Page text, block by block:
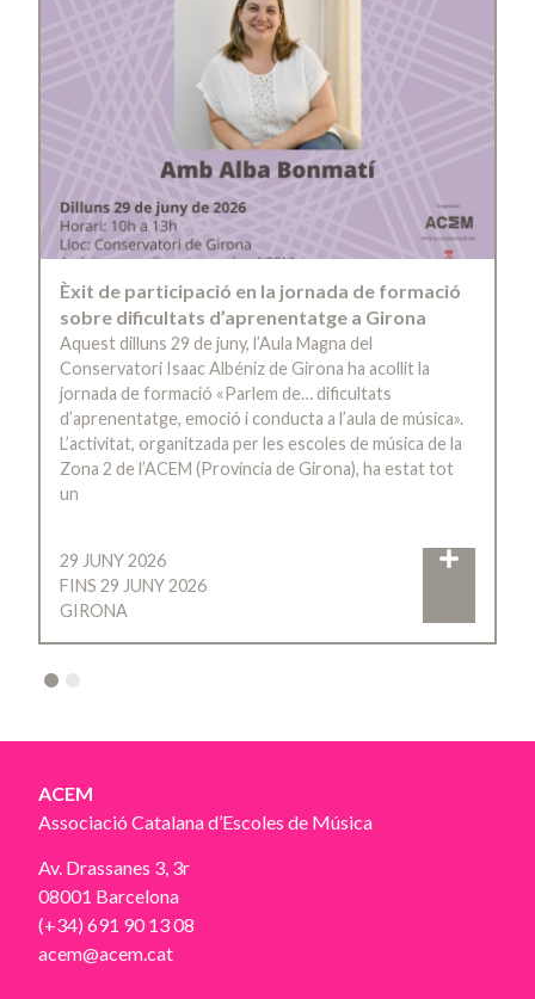
Èxit de participació en la jornada de formació
sobre dificultats d’aprenentatge a Girona
Aquest dilluns 29 de juny, l’Aula Magna del
Conservatori Isaac Albéniz de Girona ha acollit la
jornada de formació «Parlem de… dificultats
d’aprenentatge, emoció i conducta a l’aula de música».
L’activitat, organitzada per les escoles de música de la
Zona 2 de l’ACEM (Província de Girona), ha estat tot
un
29 JUNY 2026
FINS 29 JUNY 2026
GIRONA
ACEM
Associació Catalana d’Escoles de Música
Av. Drassanes 3, 3r
08001 Barcelona
(+34) 691 90 13 08
acem@acem.cat